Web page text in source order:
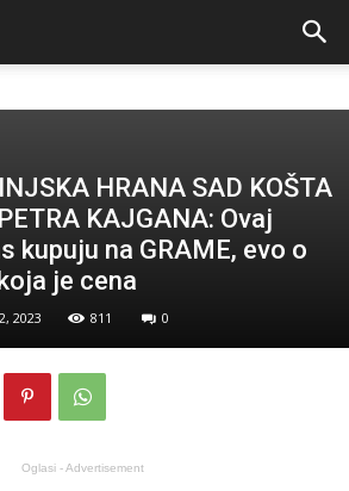
HRANA SAD KOŠTA
KAJGANA: Ovaj
kupuju na GRAME, evo o
je cena
2023 811 0
Oglasi - Advertisement